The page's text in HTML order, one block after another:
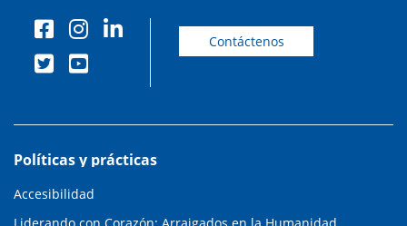
Contáctenos
Políticas y prácticas
Accesibilidad